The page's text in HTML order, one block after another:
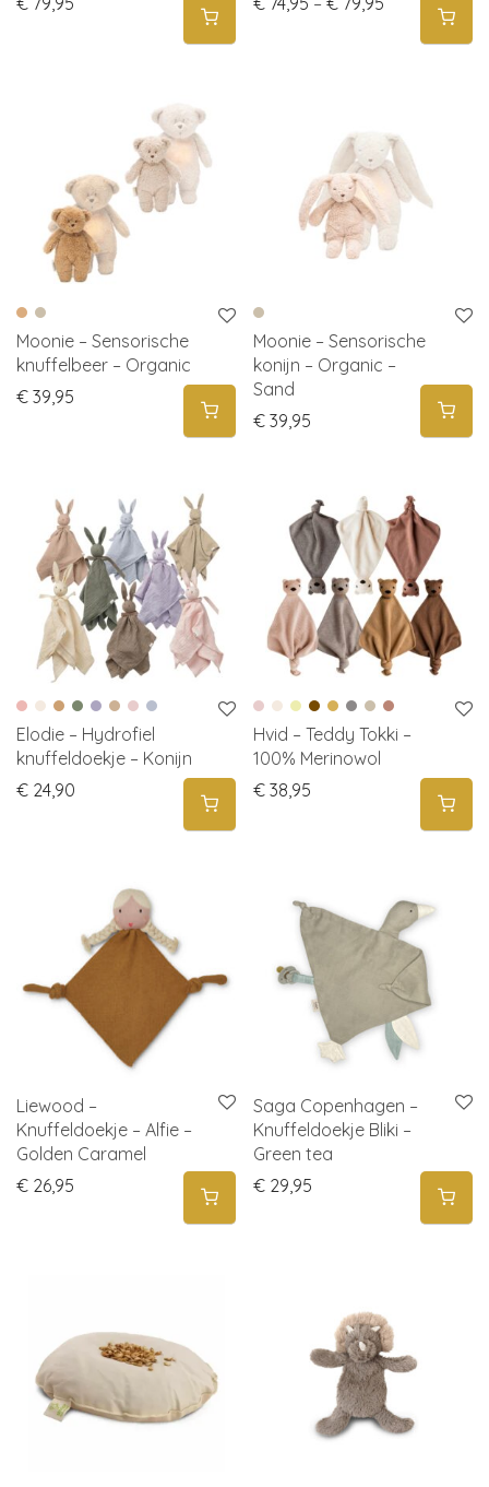
Moonie – Sensorische
knuffelbeer – Organic
€ 39,95
Moonie – Sensorische
konijn – Organic –
Sand
€ 39,95
Elodie – Hydrofiel
knuffeldoekje – Konijn
€ 24,90
Hvid – Teddy Tokki –
100% Merinowol
€ 38,95
Liewood –
Knuffeldoekje – Alfie –
Golden Caramel
€ 26,95
Saga Copenhagen –
Knuffeldoekje Bliki –
Green tea
€ 29,95